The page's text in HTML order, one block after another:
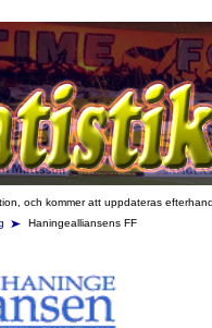
och kommer att uppdateras
Haningealliansens FF